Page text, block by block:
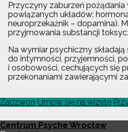
Przyczyny zaburzeń
powiązanych układów:
neuroprzekaźnik – dopamina).
przyjmowania substancji
Na wymiar psychiczny
do intymności, przyjemności,
i osobowości, cechujących się
przekonaniami zawierającymi
Zadzwoń Umów się na wizytę
Centrum Psyche Wrocław